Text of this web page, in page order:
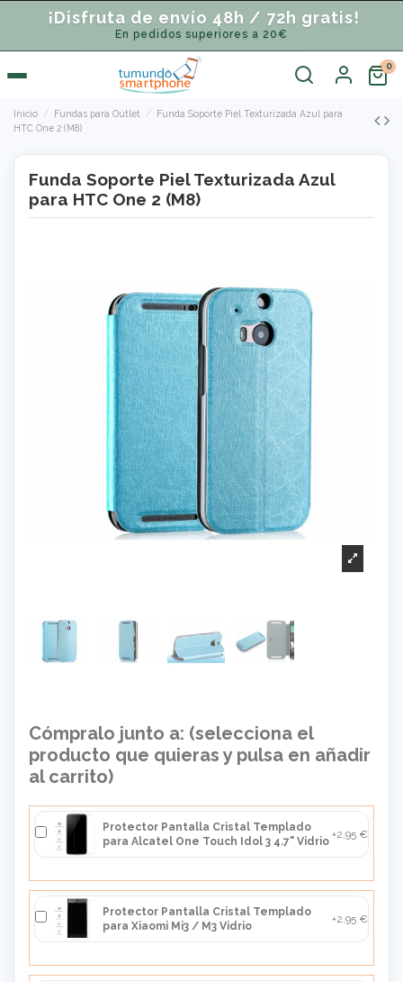
¡Disfruta de envío 48h / 72h gratis!
En pedidos superiores a 20€
Inicio Fundas para Outlet
Funda Soporte Piel Texturizada Azul para
HTC One 2 (M8)
Funda Soporte Piel Texturizada Azul
para HTC One 2 (M8)
Cómpralo junto a: (selecciona el
producto que quieras y pulsa en añadir
al carrito)
Protector Pantalla Cristal Templado
para Alcatel One Touch Idol 3 4.7" Vidrio
+2,95 €
Protector Pantalla Cristal Templado
para Xiaomi Mi3 / M3 Vidrio
+2,95 €